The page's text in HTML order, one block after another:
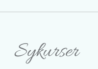
Sykurser